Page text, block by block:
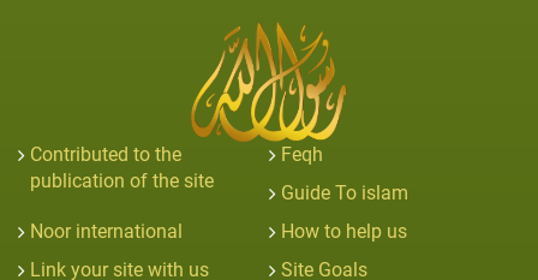
Contributed to the
publication of the site
Feqh
Guide To islam
Noor international
How to help us
Link your site with us
Site Goals